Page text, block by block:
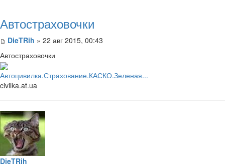
Автостраховочки
DieTRih » 22 авг 2015, 00:43
Автостраховочки
Автоцивилка.Страхование.КАСКО.Зеленая...
civilka.at.ua
DieTRih